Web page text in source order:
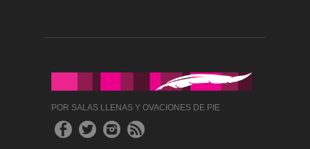
POR SALAS LLENAS Y OVACIONES DE PIE